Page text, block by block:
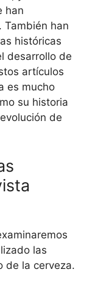
han
También han
históricas
desarrollo de
artículos
es mucho
su historia
de
las
de la cerveza.